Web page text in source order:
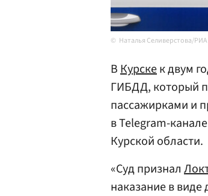
Наталья Селиверстова/
ВКурскек двум
ГИБДД, который
пассажирками и
в Telegram-
Курской области.
«Суд признал
наказание в